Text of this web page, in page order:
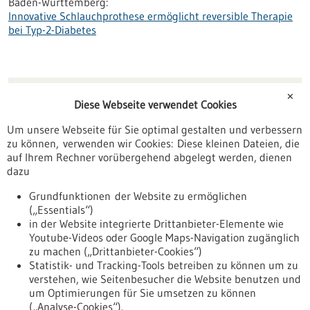
Innovative Schlauchprothese ermöglicht reversible Therapie
bei Typ-2-Diabetes
Tannhäuserring 93
68199 Mannheim
www.transduodenal.com
Zurück zur Ergebnisliste
Nach oben
✕
Diese Webseite verwendet Cookies
Um unsere Webseite für Sie optimal gestalten und verbessern
zu können, verwenden wir Cookies: Diese kleinen Dateien, die
auf Ihrem Rechner vorübergehend abgelegt werden, dienen
dazu
Grundfunktionen der Website zu ermöglichen
(„Essentials“)
in der Website integrierte Drittanbieter-Elemente wie
Youtube-Videos oder Google Maps-Navigation zugänglich
zu machen („Drittanbieter-Cookies“)
Statistik- und Tracking-Tools betreiben zu können um zu
verstehen, wie Seitenbesucher die Website benutzen und
um Optimierungen für Sie umsetzen zu können
(„Analyse-Cookies“).